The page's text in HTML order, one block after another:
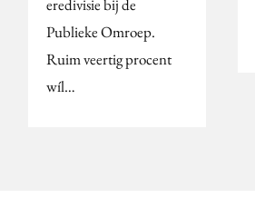
eredivisie bij de
Publieke Omroep.
Ruim veertig procent
wíl…